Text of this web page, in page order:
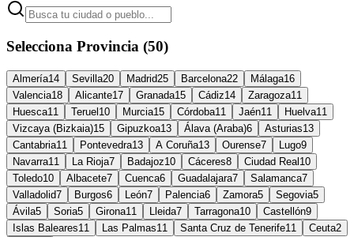
Selecciona Provincia (50)
Almería14 Sevilla20 Madrid25 Barcelona22 Málaga16
Valencia18 Alicante17 Granada15 Cádiz14 Zaragoza11
Huesca11 Teruel 10 Murcia15 Córdoba11 Jaén11 Huelva11
Vizcaya (Bizkaia)15 Gipuzkoa13 Álava (Araba)6 Asturias13
Cantabria11 Pontevedra13 A Coruña13 Ourense7 Lugo9
Navarra11 La Rioja7 Badajoz10 Cáceres8 Ciudad Real 10
Toledo10 Albacete7 Cuenca6 Guadalajara7 Salamanca7
Valladolid7 Burgos6 León7 Palencia6 Zamora5 Segovia5
Ávila5 Soria5 Girona11 Lleida7 Tarragona10 Castellón9
Islas Baleares11 Las Palmas11 Santa Cruz de Tenerife11 Ceuta2